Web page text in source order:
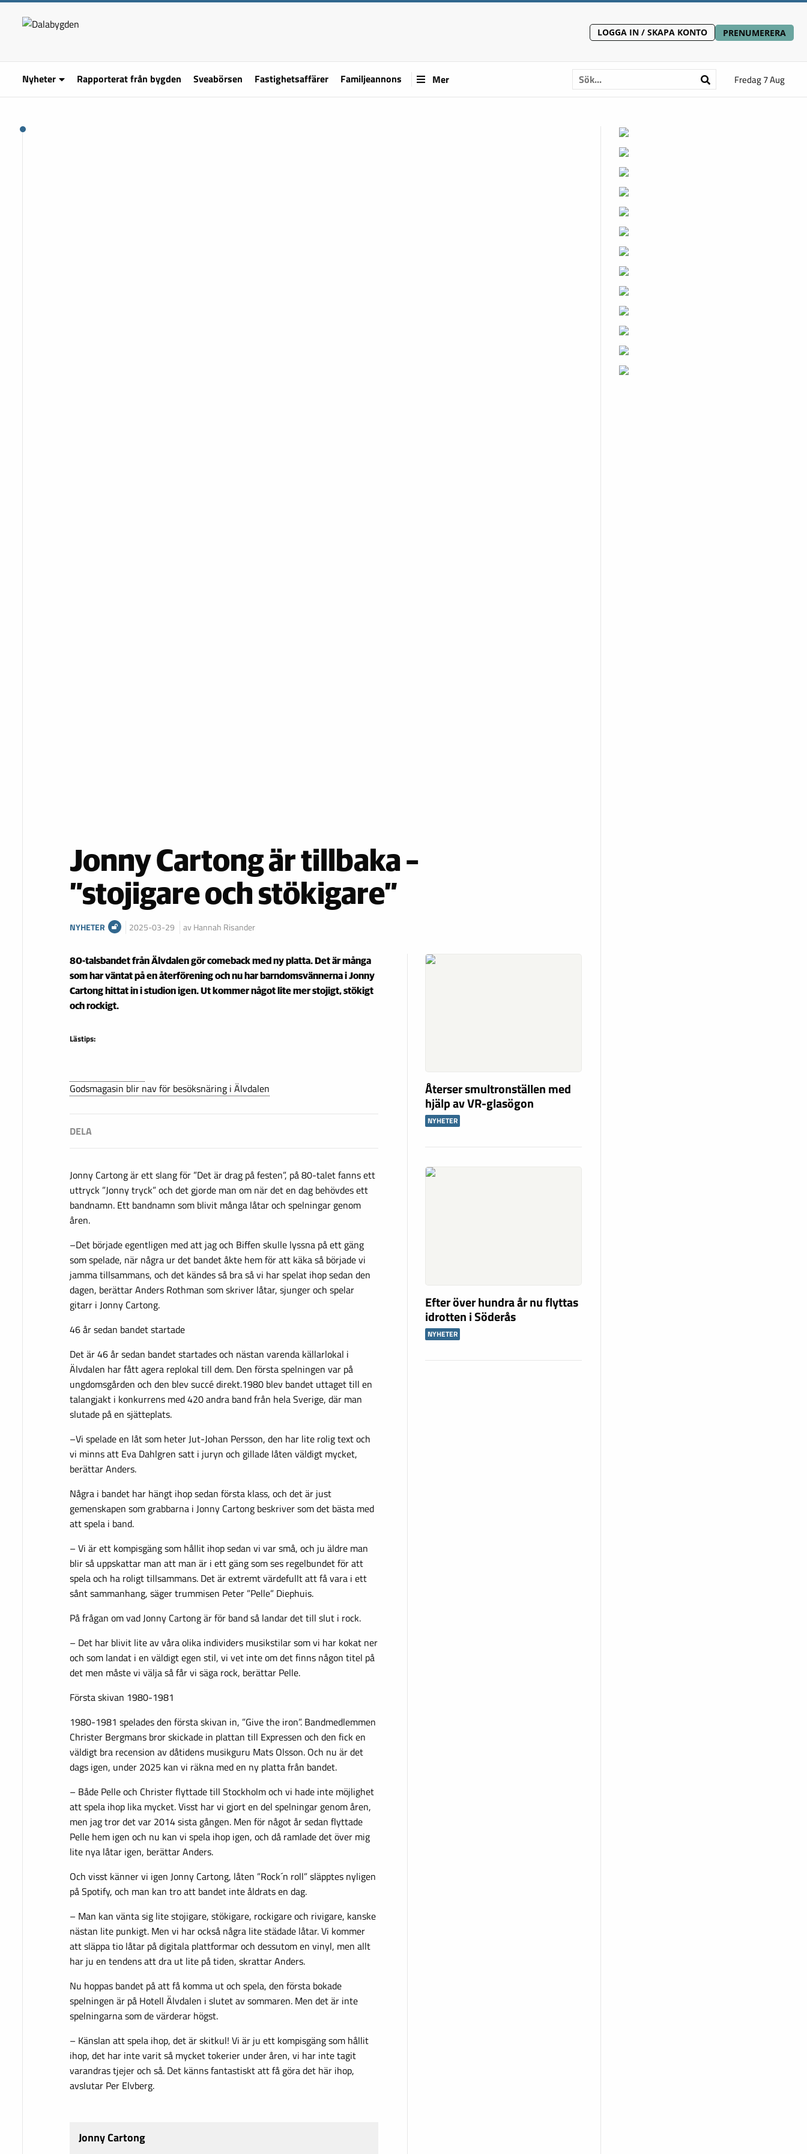
LOGGA IN / SKAPA KONTO PRENUMERERA
Nyheter Rapporterat från bygden Sveabörsen Fastighetsaffärer Familjeannons Mer Fredag 7 Aug
Jonny Cartong är tillbaka –
”stojigare och stökigare”
NYHETER 2025-03-29 av Hannah Risander
80-talsbandet från Älvdalen gör comeback med ny platta. Det är många
som har väntat på en återförening och nu har barndomsvännerna i Jonny
Cartong hittat in i studion igen. Ut kommer något lite mer stojigt, stökigt
och rockigt.
Lästips:
Godsmagasin blir nav för besöksnäring i Älvdalen
Jonny Cartong är ett slang för ”Det är drag på festen”, på 80-talet fanns ett
uttryck ”Jonny tryck” och det gjorde man om när det en dag behövdes ett
bandnamn. Ett bandnamn som blivit många låtar och spelningar genom
åren.
–Det började egentligen med att jag och Biffen skulle lyssna på ett gäng
som spelade, när några ur det bandet åkte hem för att käka så började vi
jamma tillsammans, och det kändes så bra så vi har spelat ihop sedan den
dagen, berättar Anders Rothman som skriver låtar, sjunger och spelar
gitarr i Jonny Cartong.
46 år sedan bandet startade
Det är 46 år sedan bandet startades och nästan varenda källarlokal i
Älvdalen har fått agera replokal till dem. Den första spelningen var på
ungdomsgården och den blev succé direkt.1980 blev bandet uttaget till en
talangjakt i konkurrens med 420 andra band från hela Sverige, där man
slutade på en sjätteplats.
–Vi spelade en låt som heter Jut-Johan Persson, den har lite rolig text och
vi minns att Eva Dahlgren satt i juryn och gillade låten väldigt mycket,
berättar Anders.
Några i bandet har hängt ihop sedan första klass, och det är just
gemenskapen som grabbarna i Jonny Cartong beskriver som det bästa med
att spela i band.
– Vi är ett kompisgäng som hållit ihop sedan vi var små, och ju äldre man
blir så uppskattar man att man är i ett gäng som ses regelbundet för att
spela och ha roligt tillsammans. Det är extremt värdefullt att få vara i ett
sånt sammanhang, säger trummisen Peter ”Pelle” Diephuis.
På frågan om vad Jonny Cartong är för band så landar det till slut i rock.
– Det har blivit lite av våra olika individers musikstilar som vi har kokat ner
och som landat i en väldigt egen stil, vi vet inte om det finns någon titel på
det men måste vi välja så får vi säga rock, berättar Pelle.
Första skivan 1980-1981
1980-1981 spelades den första skivan in, ”Give the iron”. Bandmedlemmen
Christer Bergmans bror skickade in plattan till Expressen och den fick en
väldigt bra recension av dåtidens musikguru Mats Olsson. Och nu är det
dags igen, under 2025 kan vi räkna med en ny platta från bandet.
– Både Pelle och Christer flyttade till Stockholm och vi hade inte möjlighet
att spela ihop lika mycket. Visst har vi gjort en del spelningar genom åren,
men jag tror det var 2014 sista gången. Men för något år sedan flyttade
Pelle hem igen och nu kan vi spela ihop igen, och då ramlade det över mig
lite nya låtar igen, berättar Anders.
Och visst känner vi igen Jonny Cartong, låten ”Rock´n roll” släpptes nyligen
på Spotify, och man kan tro att bandet inte åldrats en dag.
– Man kan vänta sig lite stojigare, stökigare, rockigare och rivigare, kanske
nästan lite punkigt. Men vi har också några lite städade låtar. Vi kommer
att släppa tio låtar på digitala plattformar och dessutom en vinyl, men allt
har ju en tendens att dra ut lite på tiden, skrattar Anders.
Nu hoppas bandet på att få komma ut och spela, den första bokade
spelningen är på Hotell Älvdalen i slutet av sommaren. Men det är inte
spelningarna som de värderar högst.
– Känslan att spela ihop, det är skitkul! Vi är ju ett kompisgäng som hållit
ihop, det har inte varit så mycket tokerier under åren, vi har inte tagit
varandras tjejer och så. Det känns fantastiskt att få göra det här ihop,
avslutar Per Elvberg.
Jonny Cartong
Återser smultronställen med
hjälp av VR-glasögon
NYHETER
Efter över hundra år nu flyttas
idrotten i Söderås
NYHETER